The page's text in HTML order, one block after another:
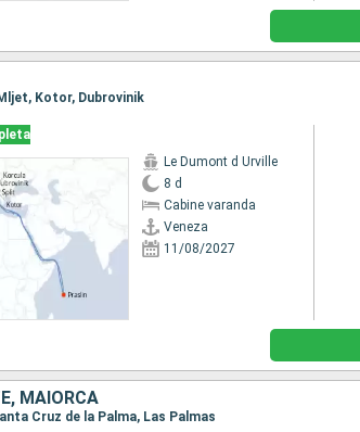
Kotor, Dubrovinik
Le Dumont d Urville
8 d
Cabine varanda
Veneza
11/08/2027
MAIORCA
Cruz de la Palma, Las Palmas